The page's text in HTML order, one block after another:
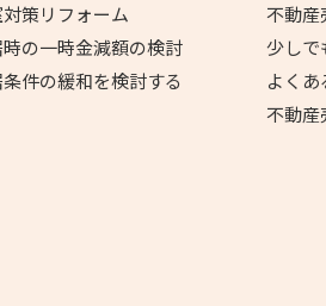
策リフォーム
時の一時金減額の検討
条件の緩和を検討する
不動産
少しで
よくあ
不動産